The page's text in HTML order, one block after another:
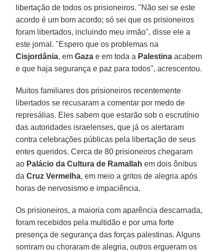
libertação de todos os prisioneiros. "Não sei se este
acordo é um bom acordo; só sei que os prisioneiros
foram libertados, incluindo meu irmão", disse ele a
este jornal. "Espero que os problemas na
Cisjordânia, emGaza e em toda a Palestina acabem
e que haja segurança e paz para todos", acrescentou.
Muitos familiares dos prisioneiros recentemente
libertados se recusaram a comentar por medo de
represálias. Eles sabem que estarão sob o escrutínio
das autoridades israelenses, que já os alertaram
contra celebrações públicas pela libertação de seus
entes queridos. Cerca de 80 prisioneiros chegaram
ao Palácio da Cultura de Ramallah em dois ônibus
daCruz Vermelha, em meio a gritos de alegria após
horas de nervosismo e impaciência.
Os prisioneiros, a maioria com aparência descarnada,
foram recebidos pela multidão e por uma forte
presença de segurança das forças palestinas. Alguns
sorriram ou choraram de alegria, outros ergueram os